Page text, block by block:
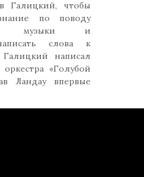
Галицкий, чтобы
по поводу
музыки и
слова к
написал
«Голубой
Ландау впервые